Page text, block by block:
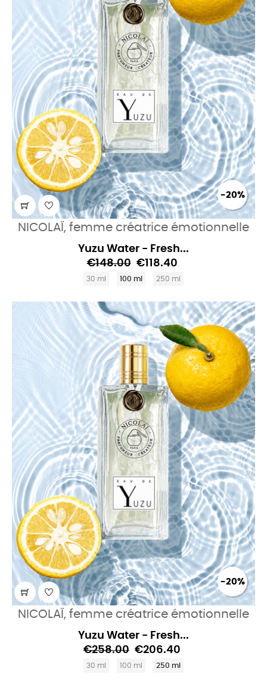
-20%
NICOLAÏ, femme créatrice émotionnelle
Yuzu Water - Fresh...
€148.00 €118.40
30 ml 100 ml 250 ml
-20%
NICOLAÏ, femme créatrice émotionnelle
Yuzu Water - Fresh...
€258.00 €206.40
30 ml 100 ml 250 ml